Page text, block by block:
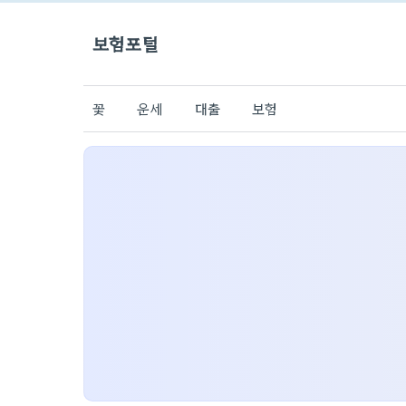
보험포털
꽃 운세 대출 보험